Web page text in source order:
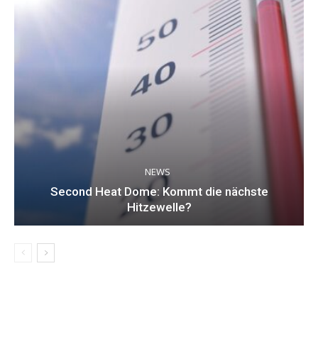
NEWS
Second Heat Dome: Kommt die nächste
Hitzewelle?